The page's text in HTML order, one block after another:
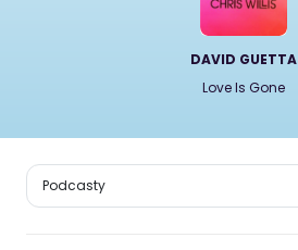
DAVID GUETTA
Love Is Gone